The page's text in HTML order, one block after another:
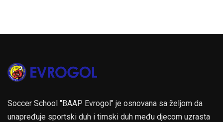
Soccer School "BAAP Evrogol" je osnovana sa željom da
unapređuje sportski duh i timski duh među djecom uzrasta